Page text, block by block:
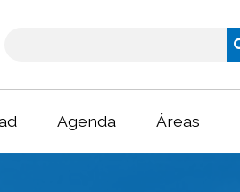
Agenda Áreas